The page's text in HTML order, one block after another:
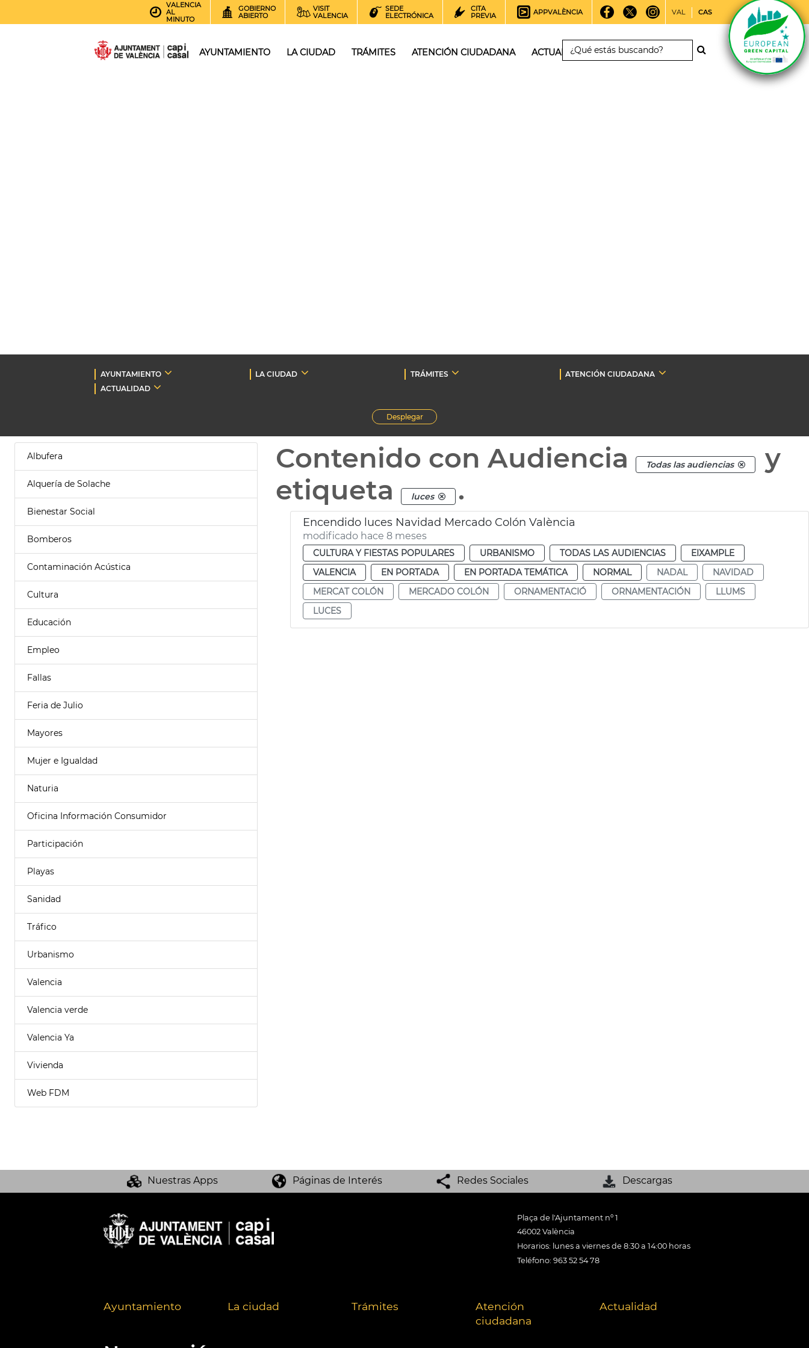
VALENCIA
AL
MINUTO
GOBIERNO
ABIERTO
VISIT
VALENCIA
SEDE
ELECTRÓNICA
CITA
PREVIA
APPVALÈNCIA VAL CAS
AYUNTAMIENTO LA CIUDAD TRÁMITES ATENCIÓN CIUDADANA ACTUALIDAD
AYUNTAMIENTO LA CIUDAD TRÁMITES
ATENCIÓN CIUDADANA
ACTUALIDAD
Desplegar
Albufera
Alquería de Solache
Bienestar Social
Bomberos
Contaminación Acústica
Cultura
Educación
Empleo
Fallas
Feria de Julio
Mayores
Mujer e Igualdad
Naturia
Oficina Información Consumidor
Participación
Playas
Sanidad
Tráfico
Urbanismo
Valencia
Valencia verde
Valencia Ya
Vivienda
Web FDM
Contenido con Audiencia Todas las audiencias
y
etiqueta
luces .
Encendido luces Navidad Mercado Colón València
modificado hace 8 meses
CULTURA Y FIESTAS POPULARES URBANISMO TODAS LAS AUDIENCIAS
EIXAMPLE
VALENCIA
EN PORTADA EN PORTADA TEMÁTICA NORMAL NADAL
NAVIDAD
MERCAT COLÓN
MERCADO COLÓN ORNAMENTACIÓ ORNAMENTACIÓN
LLUMS
LUCES
Nuestras Apps Páginas de Interés Redes Sociales Descargas
Plaça de l'Ajuntament nº 1
46002 València
Horarios: lunes a viernes de 8:30 a 14:00 horas
Teléfono: 963 52 54 78
Ayuntamiento La ciudad Trámites
Atención
ciudadana
Actualidad